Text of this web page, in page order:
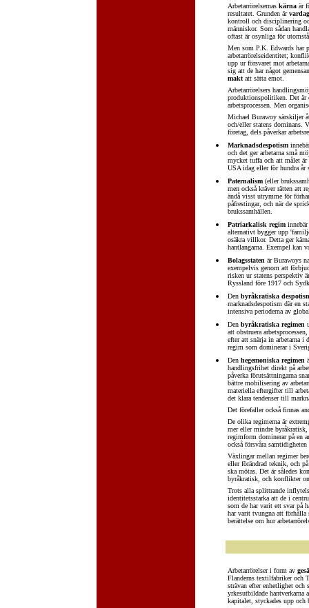
Arbetarrörelsernas kärna är
resultatet. Grunden är
kontroll och disciplinering
människor. Som sådan
oftast är osynliga för
Men som P.K. Edwards har
arbetarrörelseidentitet;
upp ur försvaret mot
sig att de har något
makt att sätta emot.
Arbetarrörelsers
produktionspolitiken. Det är
arbetsprocessen. Men
Michael Burawoy särskiljer
och/eller statens dominans.
företag, dels påverkar
Marknadsdespotism
och det ger arbetarna små
mycket tuffa och att målet är
USA idag eller för hundra år
Paternalism (eller
men också kräver rätten att
ändå visst utrymme för
påfrestingar, och när de
brukssamhällen.
Patriarkalisk regim
alternativt bygger upp
osäkra villkor. Detta ger
hantlangarna. Exempel kan
Bolagsstaten är Burawoys
exempelvis genom att
risken ur statens perspektiv
Ryssland före 1917 och
Den byråkratiska
marknadsdespotism där en
intensiva perioderna av
Den byråkratiska regimen
att obstruera
efter att snärja in arbetarna i
regim som dominerar i
Den hegemoniska regimen
handlingsfrihet direkt på
påverka förutsättningarna
bättre mobilisering av
materiella eftergifter till
det klara tendenser till
Det förefaller också finnas
De olika regimerna är
mer eller mindre
regimform dominerar på en
också försvåra
Växlingar mellan regimer
eller förändrad teknik, och
ska mötas. Det är således
byråkratisk, och konflikter
Trots alla splittrande
identitetsstarka att de i
som de har varit ett svar på
har varit tvungna att
berättelse om hur
Arbetarrörelser i form av
Flanderns textilfabriker och
strävan efter enhetlighet och
yrkesutbildade hantverkarna
kapitalet, styckades upp